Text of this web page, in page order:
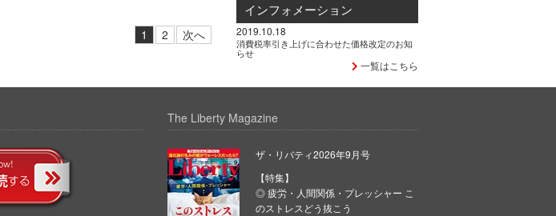
1 2 次へ
インフォメーション
2019.10.18
消費税率引き上げに合わせた価格改定のお知
らせ
一覧はこちら
The Liberty Magazine
ザ・リバティ2026年9月号
【特集】
◎ 疲労・人間関係・プレッシャー こ
のストレスどう抜こう